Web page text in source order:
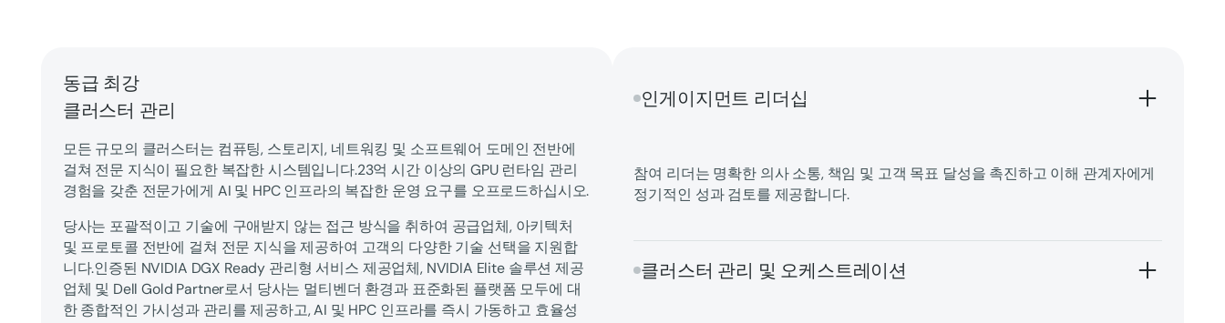
동급 최강
클러스터 관리
모든 규모의 클러스터는 컴퓨팅, 스토리지, 네트워킹 및 소프트웨어 도메인 전반에
걸쳐 전문 지식이 필요한 복잡한 시스템입니다.23억 시간 이상의 GPU 런타임 관리
경험을 갖춘 전문가에게 AI 및 HPC 인프라의 복잡한 운영 요구를 오프로드하십시오.
당사는 포괄적이고 기술에 구애받지 않는 접근 방식을 취하여 공급업체, 아키텍처
및 프로토콜 전반에 걸쳐 전문 지식을 제공하여 고객의 다양한 기술 선택을 지원합
니다.인증된 NVIDIA DGX Ready 관리형 서비스 제공업체, NVIDIA Elite 솔루션 제공
업체 및 Dell Gold Partner로서 당사는 멀티벤더 환경과 표준화된 플랫폼 모두에 대
한 종합적인 가시성과 관리를 제공하고, AI 및 HPC 인프라를 즉시 가동하고 효율성
인게이지먼트 리더십
참여 리더는 명확한 의사 소통, 책임 및 고객 목표 달성을 촉진하고 이해 관계자에게
정기적인 성과 검토를 제공합니다.
클러스터 관리 및 오케스트레이션